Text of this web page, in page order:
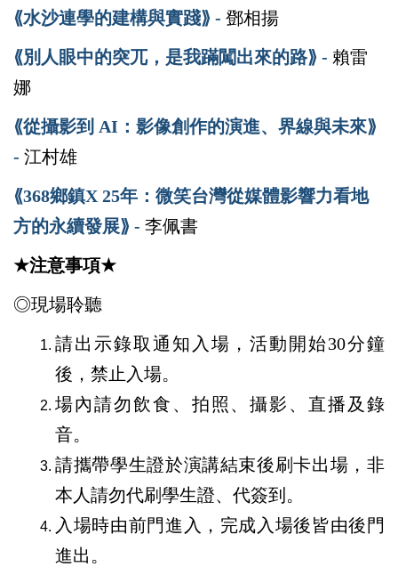
⟪水沙連學的建構與實踐⟫ - 鄧相揚
⟪別人眼中的突兀，是我蹣闖出來的路⟫ - 賴雷
娜
⟪從攝影到 AI ：影像創作的演進、界線與未來⟫
- 江村雄
⟪368鄉鎮X 25年：微笑台灣從媒體影響力看地
方的永續發展⟫ - 李佩書
★注意事項★
◎現場聆聽
請出示錄取通知入場，活動開始30分鐘
後，禁止入場。
場內請勿飲食、拍照、攝影、直播及錄
音。
請攜帶學生證於演講結束後刷卡出場，非
本人請勿代刷學生證、代簽到。
入場時由前門進入，完成入場後皆由後門
進出。